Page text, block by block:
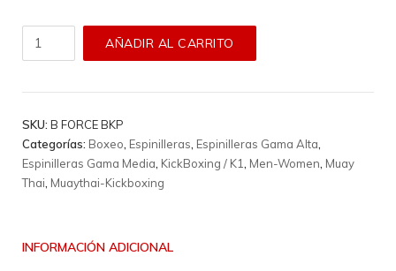
Rodillera
B
Bkp
cantidad
AÑADIR AL CARRITO
SKU: B FORCE BKP
Categorías: Boxeo Espinilleras Espinilleras Gama Alta
Espinilleras Gama Media KickBoxing / K1 Men-Women Muay
Thai Muaythai-Kickboxing
INFORMACIÓN ADICIONAL